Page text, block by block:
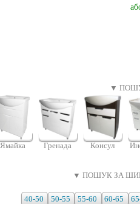
▼
Ямайка Гренада Консул
▼ ПОШУК ЗА
40-50 50-55 55-60 60-65